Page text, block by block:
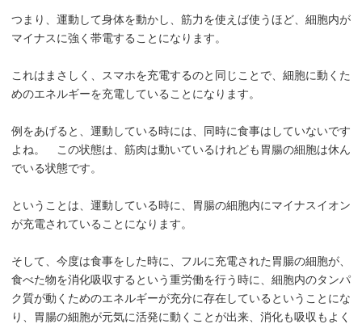
つまり、運動して身体を動かし、筋力を使えば使うほど、細胞内が
マイナスに強く帯電することになります。
これはまさしく、スマホを充電するのと同じことで、細胞に動くた
めのエネルギーを充電していることになります。
例をあげると、運動している時には、同時に食事はしていないです
よね。 この状態は、筋肉は動いているけれども胃腸の細胞は休ん
でいる状態です。
ということは、運動している時に、胃腸の細胞内にマイナスイオン
が充電されていることになります。
そして、今度は食事をした時に、フルに充電された胃腸の細胞が、
食べた物を消化吸収するという重労働を行う時に、細胞内のタンパ
ク質が動くためのエネルギーが充分に存在しているということにな
り、胃腸の細胞が元気に活発に動くことが出来、消化も吸収もよく